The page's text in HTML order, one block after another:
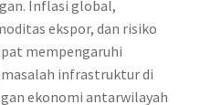
Inflasi global,
ekspor, dan risiko
mempengaruhi
infrastruktur di
ekonomi antarwilayah